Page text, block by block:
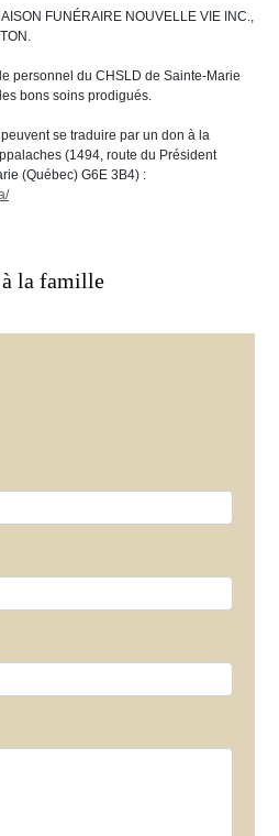
FUNÉRAIRE NOUVELLE VIE INC.,
personnel du CHSLD de Sainte-Marie
bons soins prodigués.
se traduire par un don à la
(1494, route du Président
(Québec) G6E 3B4) :
à la famille